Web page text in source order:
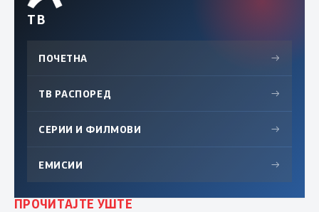
ТВ
ПОЧЕТНА →
ТВ РАСПОРЕД →
СЕРИИ И ФИЛМОВИ →
ЕМИСИИ →
ПРОЧИТАЈТЕ УШТЕ